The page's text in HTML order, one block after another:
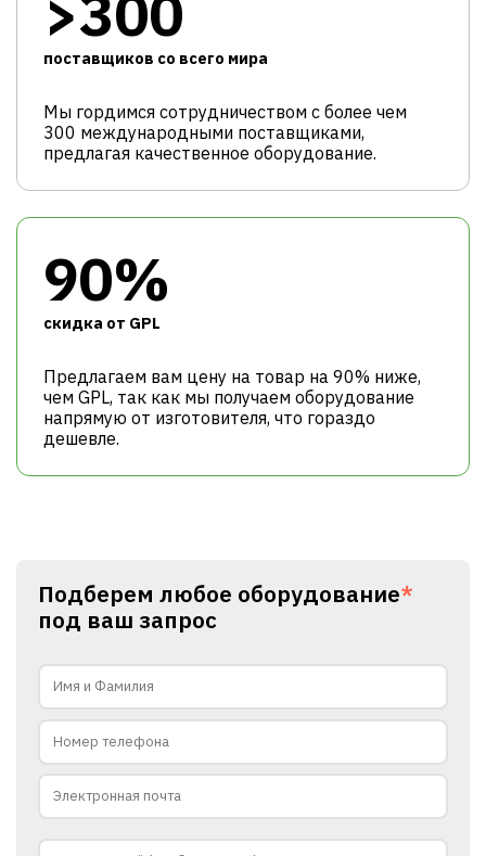
поставщиков со всего мира
Мы гордимся сотрудничеством с более чем
300 международными поставщиками,
предлагая качественное оборудование.
90%
cкидка от GPL
Предлагаем вам цену на товар на 90% ниже,
чем GPL, так как мы получаем оборудование
напрямую от изготовителя, что гораздо
дешевле.
Подберем любое оборудование*
под ваш запрос